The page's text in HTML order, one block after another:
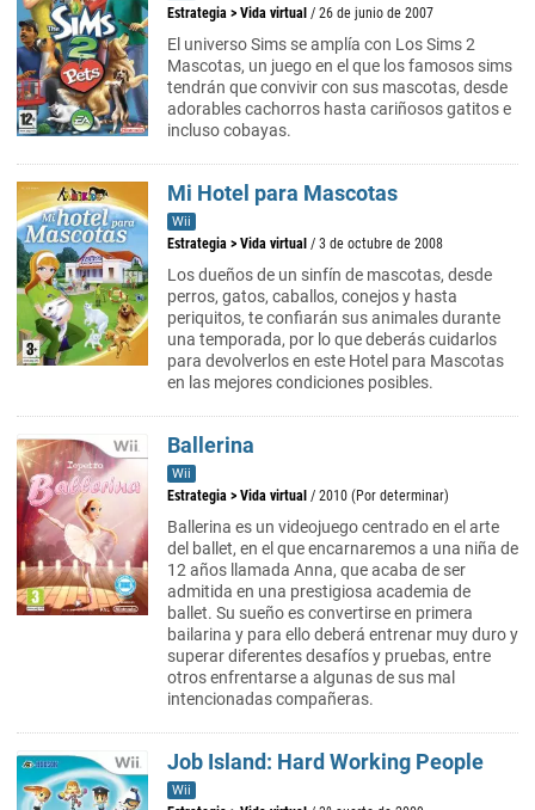
Estrategia > Vida virtual / 26 de junio de 2007
El universo Sims se amplía con Los Sims 2
Mascotas, un juego en el que los famosos sims
tendrán que convivir con sus mascotas, desde
adorables cachorros hasta cariñosos gatitos e
incluso cobayas.
Mi Hotel para Mascotas
Wii
Estrategia > Vida virtual / 3 de octubre de 2008
Los dueños de un sinfín de mascotas, desde
perros, gatos, caballos, conejos y hasta
periquitos, te confiarán sus animales durante
una temporada, por lo que deberás cuidarlos
para devolverlos en este Hotel para Mascotas
en las mejores condiciones posibles.
Ballerina
Wii
Estrategia > Vida virtual / 2010 (Por determinar)
Ballerina es un videojuego centrado en el arte
del ballet, en el que encarnaremos a una niña de
12 años llamada Anna, que acaba de ser
admitida en una prestigiosa academia de
ballet. Su sueño es convertirse en primera
bailarina y para ello deberá entrenar muy duro y
superar diferentes desafíos y pruebas, entre
otros enfrentarse a algunas de sus mal
intencionadas compañeras.
Job Island: Hard Working People
Wii